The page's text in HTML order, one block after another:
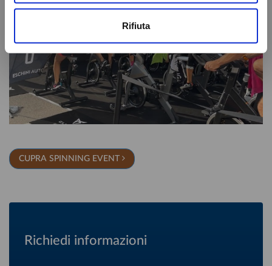
Rifiuta
CUPRA SPINNING EVENT
Richiedi informazioni